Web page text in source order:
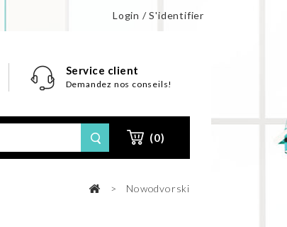
Login / S'identifier
Service client
Demandez nos conseils!
(0)
> Nowodvorski